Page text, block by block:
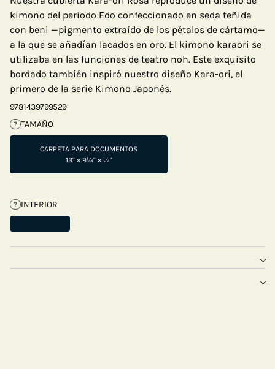
kimono del periodo Edo confeccionado en seda teñida
con beni —pigmento extraído de los pétalos de cártamo—
a la que se añadían lacados en oro. El kimono karaori se
utilizaba en las funciones de teatro noh. Este exquisito
bordado también inspiró nuestro diseño Kara-ori, el
primero de la serie Kimono Japonés.
9781439799529
? TAMAÑO
CARPETA PARA DOCUMENTOS
13" × 9¼" × ¼"
? INTERIOR